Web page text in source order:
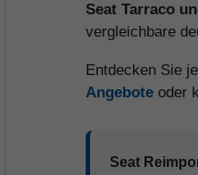
Seat Tarraco
vergleichbare
Entdecken Sie
Angebote oder
Seat